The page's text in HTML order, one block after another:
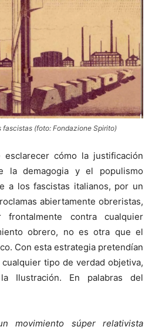
fascistas (foto: Fondazione Spirito)
cómo la justificación
la demagogia y el populismo
a los fascistas italianos, por un
abiertamente obreristas,
contra cualquier
obrero, no es otra que el
Con esta estrategia pretendían
tipo de verdad objetiva,
Ilustración. En palabras del
movimiento súper relativista